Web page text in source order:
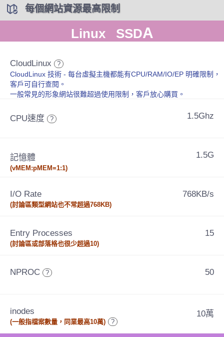
每個網站資源最高限制
Linux SSDA
CloudLinux ?
CloudLinux 技術 - 每台虛擬主機都能有CPU/RAM/IO/EP 明確限制，
客戶可自行查閱。
一般常見的形象網站很難超過使用限制，客戶放心購買。
CPU速度 ? 1.5Ghz
記憶體
(vMEM:pMEM=1:1)
1.5G
I/O Rate
(討論區類型網站也不常超過768KB)
768KB/s
Entry Processes
(討論區或部落格也很少超過10)
15
NPROC ? 50
inodes
(一般指檔案數量，同業最高10萬) ?
10萬